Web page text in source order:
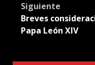
Siguiente
Breves
Papa León XIV